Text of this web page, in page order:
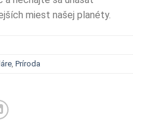
miest našej planéty.
Príroda